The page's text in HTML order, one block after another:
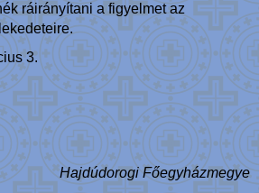
ráirányítani a figyelmet az
3.
Hajdúdorogi Főegyházmegye